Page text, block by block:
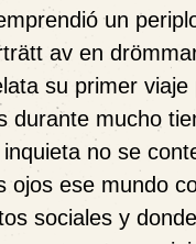
un
av en
su primer
durante mucho
no se
ojos ese mundo
sociales y